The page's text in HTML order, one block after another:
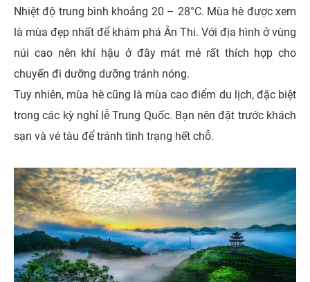
Nhiệt độ trung bình khoảng 20 – 28°C. Mùa hè được xem
là mùa đẹp nhất để khám phá Ân Thi. Với địa hình ở vùng
núi cao nên khí hậu ở đây mát mẻ rất thích hợp cho
chuyến đi dưỡng dưỡng tránh nóng.
Tuy nhiên, mùa hè cũng là mùa cao điểm du lịch, đặc biệt
trong các kỳ nghỉ lễ Trung Quốc. Bạn nên đặt trước khách
sạn và vé tàu để tránh tình trạng hết chỗ.